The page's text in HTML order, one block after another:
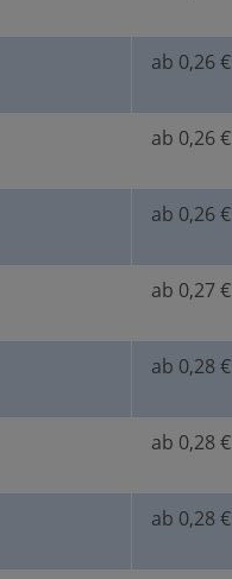
ab 0,26 €
ab 0,26 €
ab 0,26 €
ab 0,27 €
ab 0,28 €
ab 0,28 €
ab 0,28 €